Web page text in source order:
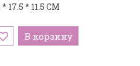
17.5 * 11.5 СМ
В корзину